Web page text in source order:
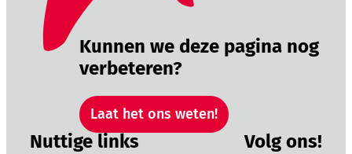
Kunnen we deze pagina nog
verbeteren?
Laat het ons weten!
Nuttige links Volg ons!